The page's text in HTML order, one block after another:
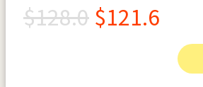
$128.0 $121.6